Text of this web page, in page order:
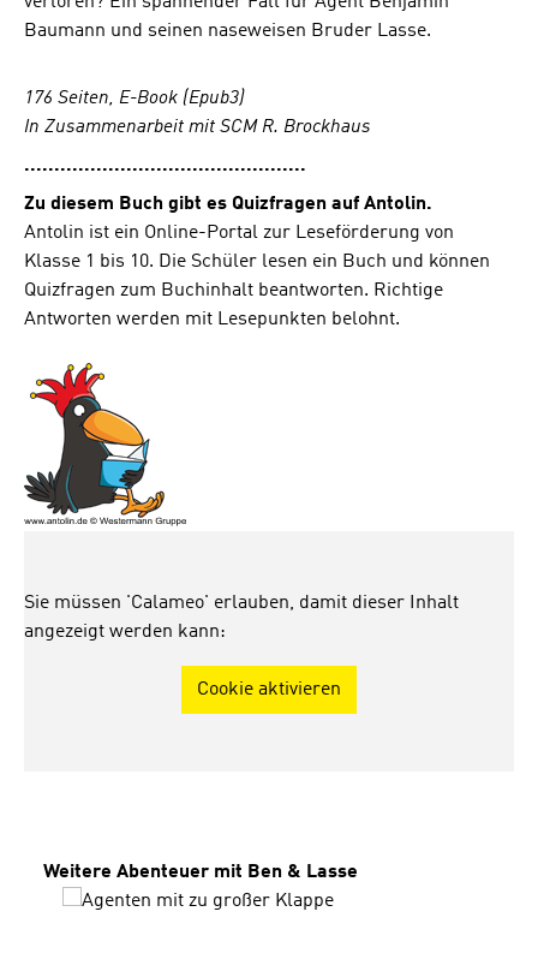
Baumann und seinen naseweisen Bruder Lasse.
176 Seiten, E-Book (Epub3)
In Zusammenarbeit mit SCM R. Brockhaus
...............................................
Zu diesem Buch gibt es Quizfragen auf Antolin.
Antolin ist ein Online-Portal zur Leseförderung von
Klasse 1 bis 10. Die Schüler lesen ein Buch und können
Quizfragen zum Buchinhalt beantworten. Richtige
Antworten werden mit Lesepunkten belohnt.
Sie müssen 'Calameo' erlauben, damit dieser Inhalt
angezeigt werden kann:
Cookie aktivieren
Produktgalerie überspringen
Weitere Abenteuer mit Ben & Lasse